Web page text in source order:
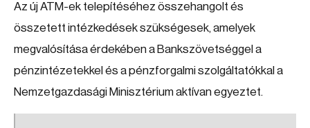
Az új ATM-ek telepítéséhez összehangolt és
összetett intézkedések szükségesek, amelyek
megvalósítása érdekében a Bankszövetséggel a
pénzintézetekkel és a pénzforgalmi szolgáltatókkal a
Nemzetgazdasági Minisztérium aktívan egyeztet.